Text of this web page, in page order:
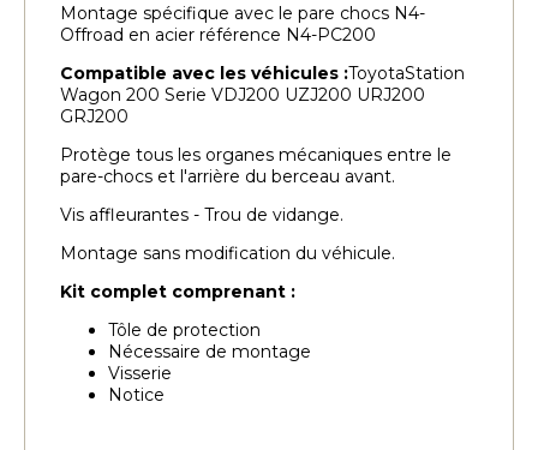
Montage spécifique avec le pare chocs N4-
Offroad en acier référence N4-PC200
Compatible avec les véhicules :ToyotaStation
Wagon 200 Serie VDJ200 UZJ200 URJ200
GRJ200
Protège tous les organes mécaniques entre le
pare-chocs et l'arrière du berceau avant.
Vis affleurantes - Trou de vidange.
Montage sans modification du véhicule.
Kit complet comprenant :
Tôle de protection
Nécessaire de montage
Visserie
Notice